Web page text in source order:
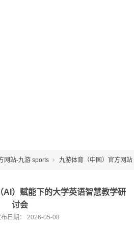
网站-九游 sports 九游体育（中国）官方网站
AI）赋能下的大学英语智慧教学研
讨会
日期： 2026-05-08